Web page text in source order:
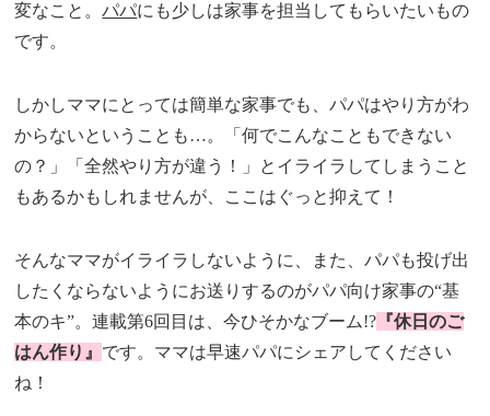
変なこと。パパにも少しは家事を担当してもらいたいもの
です。
しかしママにとっては簡単な家事でも、パパはやり方がわ
からないということも…。「何でこんなこともできない
の？」「全然やり方が違う！」とイライラしてしまうこと
もあるかもしれませんが、ここはぐっと抑えて！
そんなママがイライラしないように、また、パパも投げ出
したくならないようにお送りするのがパパ向け家事の“基
本のキ”。連載第6回目は、今ひそかなブーム!? 『休日のご
はん作り』 です。ママは早速パパにシェアしてください
ね！